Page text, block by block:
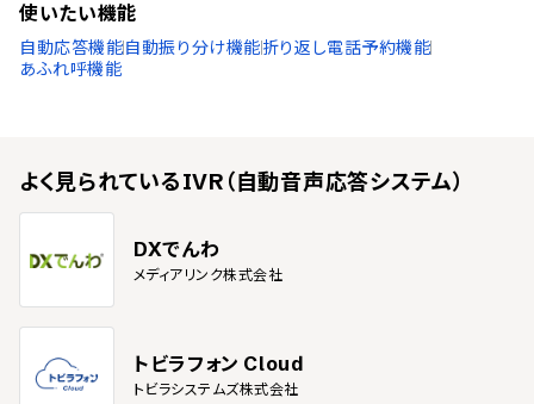
使いたい機能
自動応答機能自動振り分け機能折り返し電話予約機能
あふれ呼機能
よく見られているIVR（自動音声応答システム）
DXでんわ
メディアリンク株式会社
トビラフォン Cloud
トビラシステムズ株式会社